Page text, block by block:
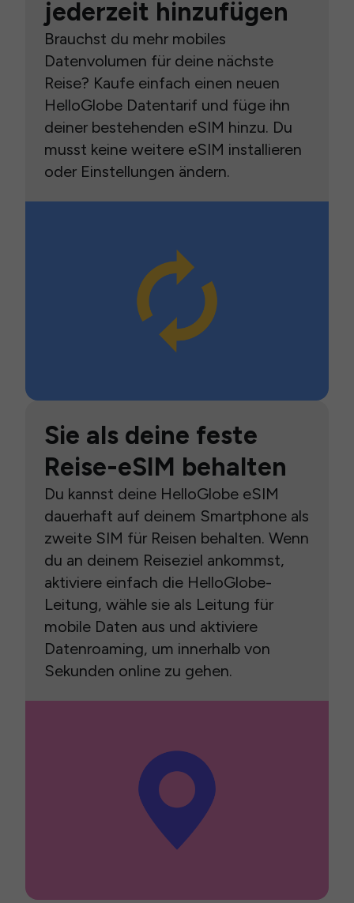
jederzeit hinzufügen
Brauchst du mehr mobiles
Datenvolumen für deine nächste
Reise? Kaufe einfach einen neuen
HelloGlobe Datentarif und füge ihn
deiner bestehenden eSIM hinzu. Du
musst keine weitere eSIM installieren
oder Einstellungen ändern.
Sie als deine feste
Reise-eSIM behalten
Du kannst deine HelloGlobe eSIM
dauerhaft auf deinem Smartphone als
zweite SIM für Reisen behalten. Wenn
du an deinem Reiseziel ankommst,
aktiviere einfach die HelloGlobe-
Leitung, wähle sie als Leitung für
mobile Daten aus und aktiviere
Datenroaming, um innerhalb von
Sekunden online zu gehen.